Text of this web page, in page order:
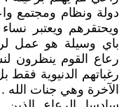
دولة ونظام ومجتمع
ويحتقرهم ويعتبر نساء
باي وسيلة هو عمل
رعاع القوم ينظرون
رغباتهم الدنيوية
الآخرة وهي جنات الله .